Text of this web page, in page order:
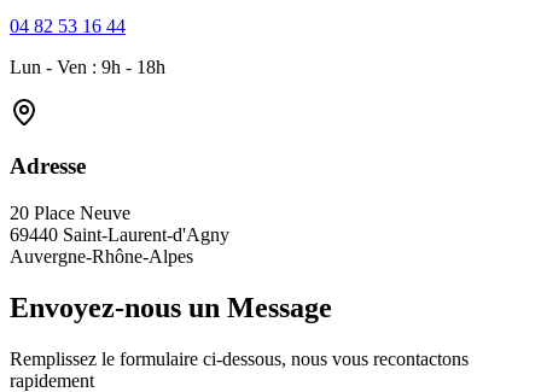
04 82 53 16 44
Lun - Ven : 9h - 18h
Adresse
20 Place Neuve
69440 Saint-Laurent-d'Agny
Auvergne-Rhône-Alpes
Envoyez-nous un Message
Remplissez le formulaire ci-dessous, nous vous recontactons
rapidement